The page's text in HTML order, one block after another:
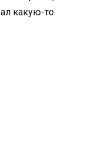
какую-то